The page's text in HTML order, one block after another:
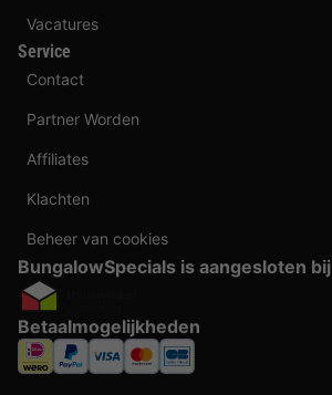
Vacatures
Service
Contact
Partner Worden
Affiliates
Klachten
Beheer van cookies
BungalowSpecials is aangesloten bij
Betaalmogelijkheden